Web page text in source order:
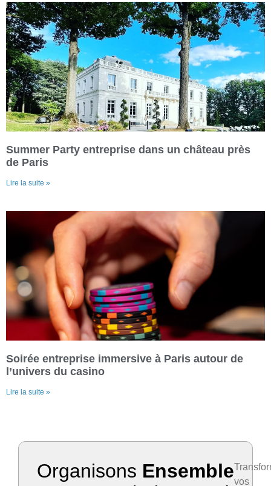
Summer Party entreprise dans un château près
de Paris
Lire la suite »
Soirée entreprise immersive à Paris autour de
l’univers du casino
Lire la suite »
Organisons Ensemblevos